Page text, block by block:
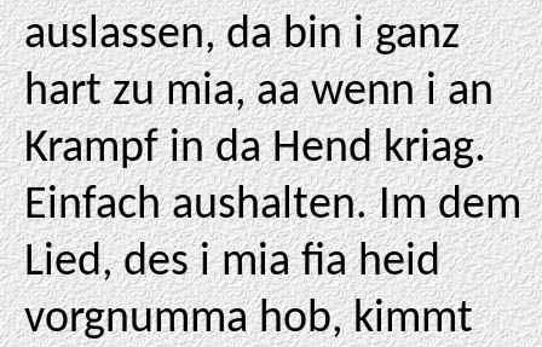
auslassen, da bin i ganz
hart zu mia, aa wenn i an
Krampf in da Hend kriag.
Einfach aushalten. Im dem
Lied, des i mia fia heid
vorgnumma hob, kimmt